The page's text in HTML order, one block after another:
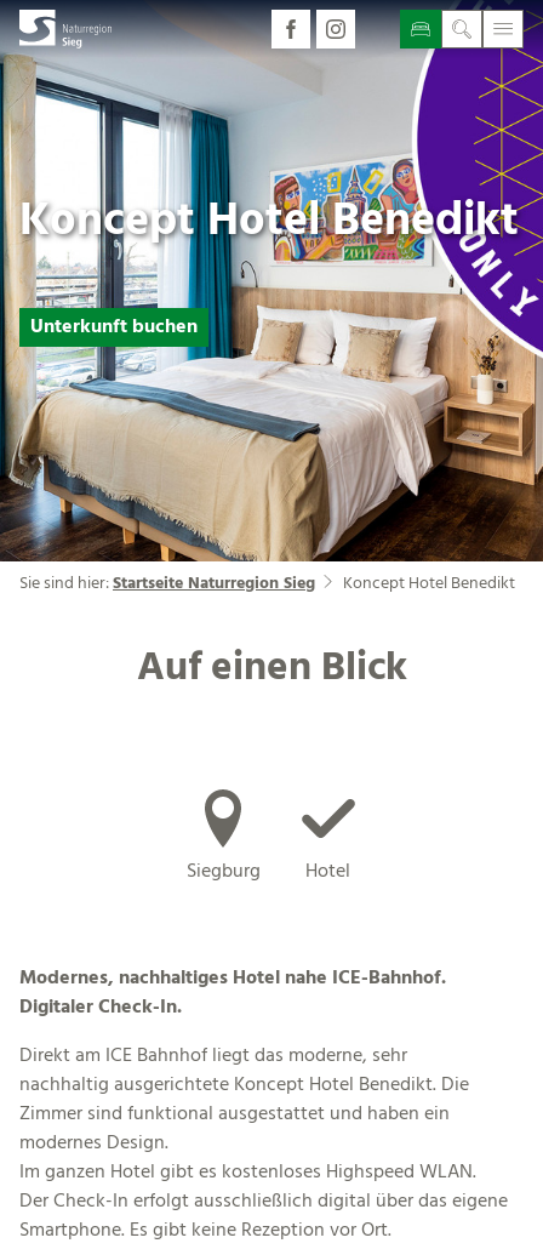
Koncept Hotel Benedikt
Unterkunft buchen
Sie sind hier:Startseite Naturregion Sieg Koncept Hotel Benedikt
Auf einen Blick
Siegburg Hotel
Modernes, nachhaltiges Hotel nahe ICE-Bahnhof.
Digitaler Check-In.
Direkt am ICE Bahnhof liegt das moderne, sehr
nachhaltig ausgerichtete Koncept Hotel Benedikt. Die
Zimmer sind funktional ausgestattet und haben ein
modernes Design.
Im ganzen Hotel gibt es kostenloses Highspeed WLAN.
Der Check-In erfolgt ausschließlich digital über das eigene
Smartphone. Es gibt keine Rezeption vor Ort.